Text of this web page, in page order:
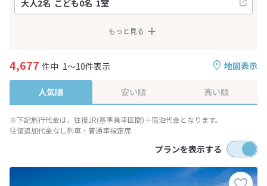
もっと見る
地図表示
4,677 件中 1～10件表示
人気順 安い順 高い順
※下記旅行代金は、往復JR(基準乗車区間)＋宿泊代金となります。
往復追加代金なし列車・普通車指定席
プランを表示する